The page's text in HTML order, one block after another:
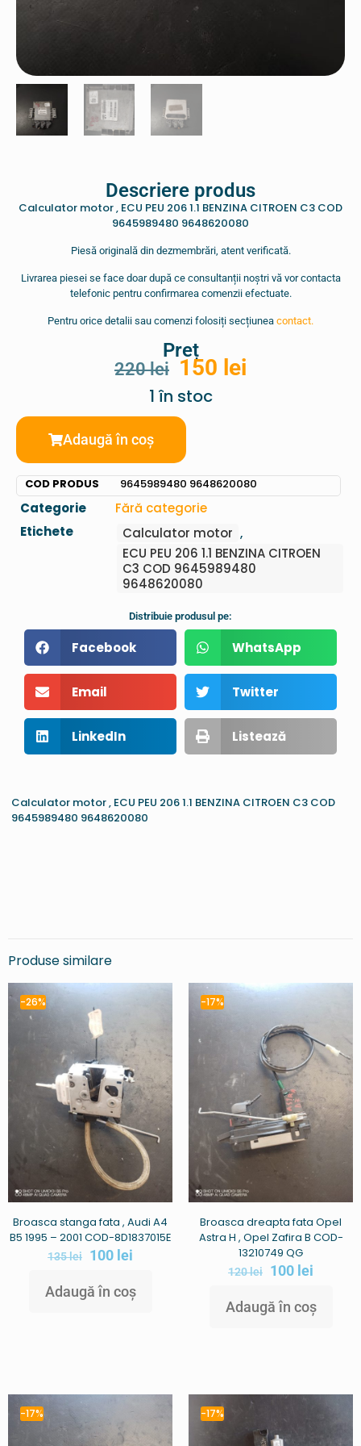
Descriere produs
Calculator motor , ECU PEU 206 1.1 BENZINA CITROEN C3 COD
9645989480 9648620080
Piesă originală din dezmembrări, atent verificată.
Livrarea piesei se face doar după ce consultanții noștri vă vor contacta
telefonic pentru confirmarea comenzii efectuate.
Pentru orice detalii sau comenzi folosiți secțiunea contact.
Preț
220lei 150 lei
1 în stoc
Adaugă în coș
COD PRODUS 9645989480 9648620080
Categorie
Fără categorie
Etichete
Calculator motor ,
ECU PEU 206 1.1 BENZINA CITROEN
C3 COD 9645989480
9648620080
Distribuie produsul pe:
Facebook WhatsApp
Email Twitter
LinkedIn Listează
Calculator motor , ECU PEU 206 1.1 BENZINA CITROEN C3 COD
9645989480 9648620080
Produse similare
-26%
Broasca stanga fata , Audi A4
B5 1995 – 2001 COD-8D1837015E
135lei 100 lei
Adaugă în coș
-17%
Broasca dreapta fata Opel
Astra H , Opel Zafira B COD-
13210749 QG
120lei 100 lei
Adaugă în coș
-17% -17%